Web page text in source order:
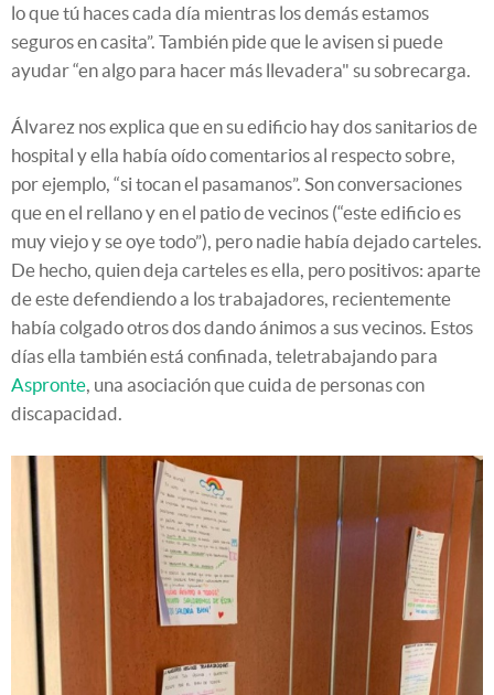
lo que tú haces cada día mientras los demás estamos
seguros en casita”. También pide que le avisen si puede
ayudar “en algo para hacer más llevadera" su sobrecarga.
Álvarez nos explica que en su edificio hay dos sanitarios de
hospital y ella había oído comentarios al respecto sobre,
por ejemplo, “si tocan el pasamanos”. Son conversaciones
que en el rellano y en el patio de vecinos (“este edificio es
muy viejo y se oye todo”), pero nadie había dejado carteles.
De hecho, quien deja carteles es ella, pero positivos: aparte
de este defendiendo a los trabajadores, recientemente
había colgado otros dos dando ánimos a sus vecinos. Estos
días ella también está confinada, teletrabajando para
Aspronte, una asociación que cuida de personas con
discapacidad.